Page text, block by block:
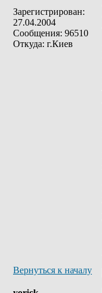
Зарегистрирован:
27.04.2004
Сообщения: 96510
Откуда: г.Киев
Вернуться к началу